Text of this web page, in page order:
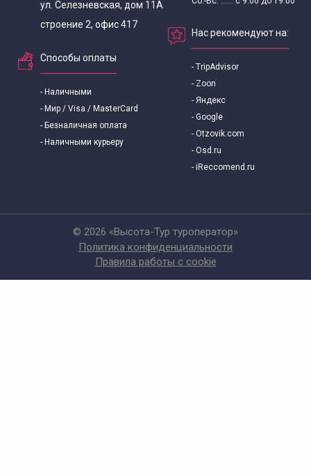
ул. Селезневская, дом 11А
строение 2, офис 417
Способы оплаты
- Наличными
- Мир / Visa / MasterCard
- Безналичная оплата
- Наличными курьеру
Нас рекомендуют на:
- TripAdvisor
- Zoon
- Яндекс
- Google
- Otzovik.com
- Osd.ru
- iReccomend.ru
© 2026 «Высота-Тур туроператор»
Политика конфиденциальности
Правила работы с cookie